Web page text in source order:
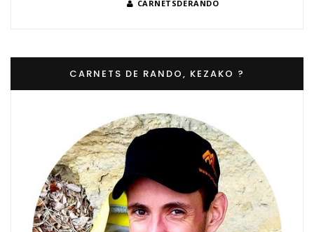
CARNETSDERANDO
CARNETS DE RANDO, KEZAKO ?